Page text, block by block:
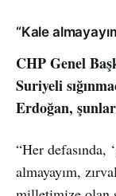
“Kale
CHP Genel
Suriyeli
Erdoğan,
“Her defasında,
almayayım,